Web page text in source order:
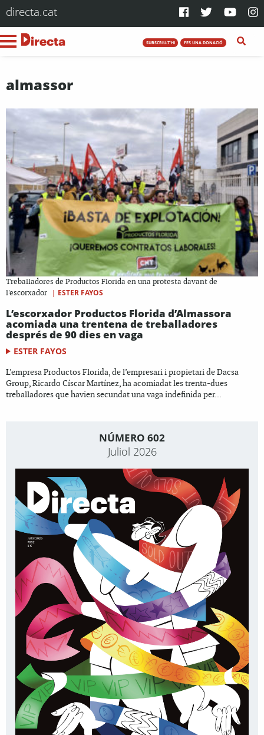
directa.cat
SUBSCRIU-T'HI FES UNA DONACIÓ
almassor
Treballadores de Productos Florida en una protesta davant de
l'escorxador
| ESTER FAYOS
L’escorxador Productos Florida d’Almassora
acomiada una trentena de treballadores
després de 90 dies en vaga
ESTER FAYOS
L’empresa Productos Florida, de l’empresari i propietari de Dacsa
Group, Ricardo Císcar Martínez, ha acomiadat les trenta-dues
treballadores que havien secundat una vaga indefinida per...
NÚMERO 602
Juliol 2026